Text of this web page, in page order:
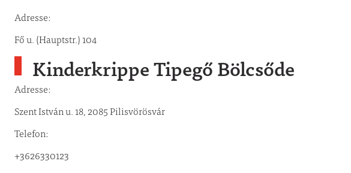
Adresse:
Fő u. (Hauptstr.) 104
Kinderkrippe Tipegő Bölcsőde
Adresse:
Szent István u. 18, 2085 Pilisvörösvár
Telefon:
+3626330123